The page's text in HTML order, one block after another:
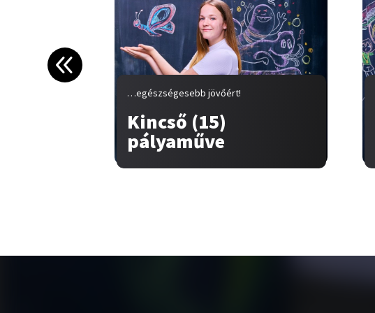
…egészségesebb jövőért!
Kincső (15)
pályaműve